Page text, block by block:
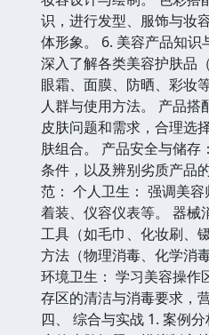
识，进行发型、服饰与妆
体形象。 6. 美容产品知识
深入了解各类美容护肤品
眼霜、面膜、防晒、彩妆
人群与使用方法。 产品搭
皮肤问题和需求，合理选
肤组合。 产品安全与储存
条件，以及辨别劣质产品
范： 个人卫生： 强调美容
着装、仪容仪表等。 器械
工具（如毛巾、化妆刷、
方法（物理消毒、化学消
环境卫生： 学习美容操作
存区的清洁与消毒要求，
四、 综合与实战 1. 案例